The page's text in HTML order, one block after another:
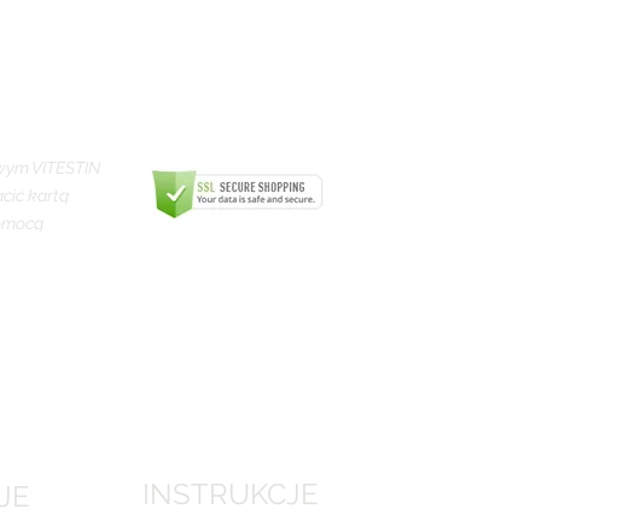
VITESTIN
kartą
INSTRUKCJE